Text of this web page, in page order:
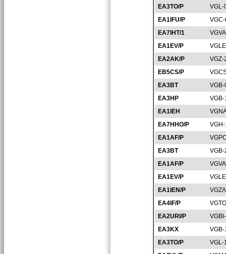
EA3TO/P
VGL-
EA1IFU/P
EA7IHT/1
EA1EV/P
EA2AK/P
VGZ-
EB5CS/P
EA3BT
EA3HP
EA1IEH
EA7HHO/P
EA1AF/P
EA3BT
EA1AF/P
EA1EV/P
EA1IEN/P
EA4IF/P
EA2URI/P
EA3KX
EA3TO/P
VGL-